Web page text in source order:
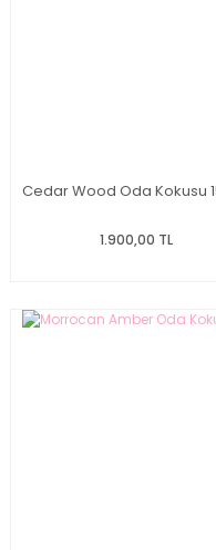
Cedar Wood Oda Kokusu
1.900,00 TL